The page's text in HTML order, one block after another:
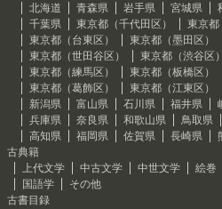
北海道
青森県 岩手県 宮城県
千葉県
東京都（千代田区） 東京都
東京都（台東区）
東京都（墨田区）
東京都（世田谷区）
東京都（渋谷区）
東京都（練馬区）
東京都（板橋区）
東京都（葛飾区）
東京都（江東区）
新潟県
富山県 石川県 福井県
兵庫県
奈良県 和歌山県 鳥取県
高知県
福岡県 佐賀県 長崎県
古典籍
上代文学
中古文学 中世文学 絵巻
国語学
その他
古書目録